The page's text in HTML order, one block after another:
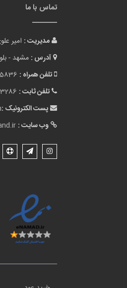
تماس با ما
مدیریت : امیر
آدرس : مشهد -
تلفن همراه :
تلفن ثابت :
پست الکترونیک :
وب سایت :